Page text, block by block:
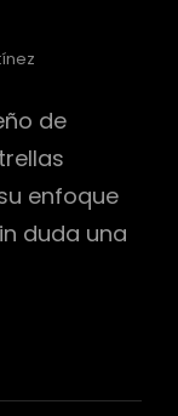
de
enfoque
duda una